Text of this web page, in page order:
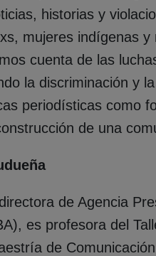
historias y
mujeres indígenas
cuenta de las
la discriminación y
periodísticas como
de una
de Agencia
es profesora del
de